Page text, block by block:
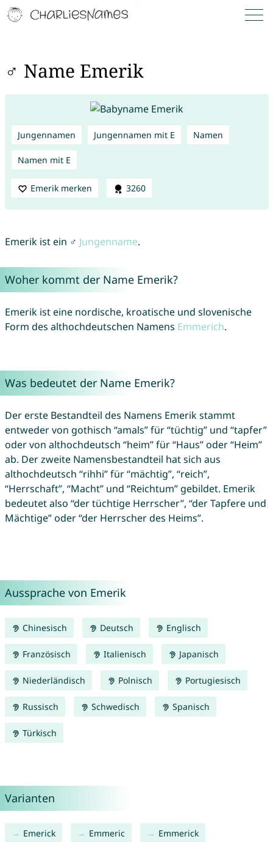
♂ Name Emerik
Jungennamen Jungennamen mit E Namen
Namen mit E
Emerik merken 3260
Emerik ist ein ♂ Jungenname.
Woher kommt der Name Emerik?
Emerik ist eine nordische, kroatische und slovenische
Form des althochdeutschen Namens Emmerich.
Was bedeutet der Name Emerik?
Der erste Bestandteil des Namens Emerik stammt
entweder von gothisch “amals” für “tüchtig” und “tapfer”
oder von althochdeutsch “heim” für “Haus” oder “Heim”
ab. Der zweite Namensbestandteil hat sich aus
althochdeutsch “rihhi” für “mächtig”, “reich”,
“Herrschaft”, “Macht” und “Reichtum” gebildet. Emerik
bedeutet also “der tüchtige Herrscher”, “der Tapfere und
Mächtige” oder “der Herrscher des Heims”.
Aussprache von Emerik
Chinesisch Deutsch Englisch
Französisch Italienisch Japanisch
Niederländisch Polnisch Portugiesisch
Russisch Schwedisch Spanisch
Türkisch
Varianten
Emerick Emmeric Emmerick